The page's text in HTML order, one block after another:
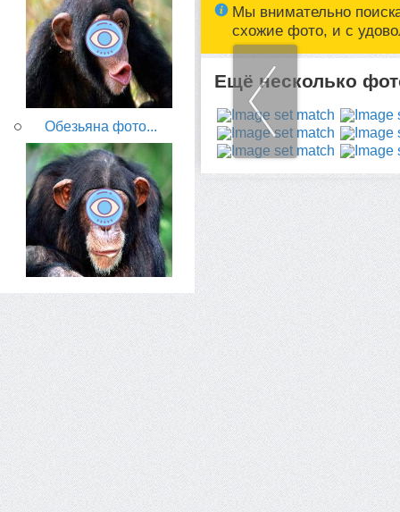
Обезьяна фото...
Мы внимательно
схожие фото, и с
Ещё несколько